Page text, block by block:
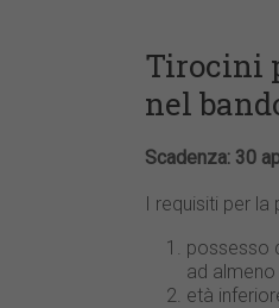
Tirocini
nel
Scadenza: 30
I requisiti per la
possesso
ad
età